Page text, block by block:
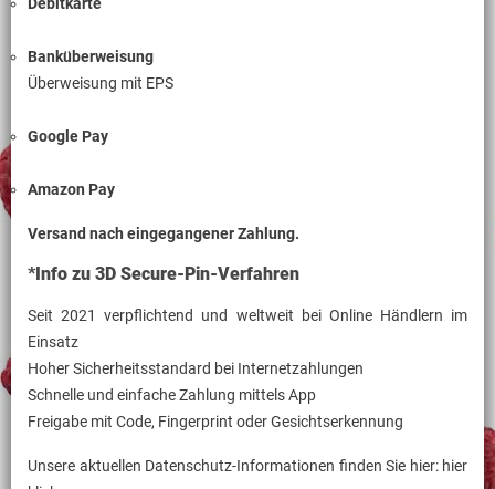
Banküberweisung
Überweisung mit EPS
Google Pay
Amazon Pay
Versand nach eingegangener Zahlung.
*Info zu 3D Secure-Pin-Verfahren
Seit 2021 verpflichtend und weltweit bei Online Händlern im
Einsatz
Hoher Sicherheitsstandard bei Internetzahlungen
Schnelle und einfache Zahlung mittels App
Freigabe mit Code, Fingerprint oder Gesichtserkennung
Unsere aktuellen Datenschutz-Informationen finden Sie hier: hier